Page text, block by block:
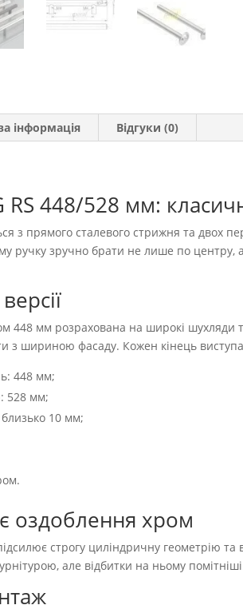
інформація Відгуки (0)
RS 448/528 мм:
з прямого сталевого стрижня та
ручку зручно брати не лише по центру,
448 мм розрахована на широкі шухляди
з шириною фасаду. Кожен кінець
448 мм;
528 мм;
10 мм;
оздоблення хром
строгу циліндричну геометрію та
але відбитки на ньому